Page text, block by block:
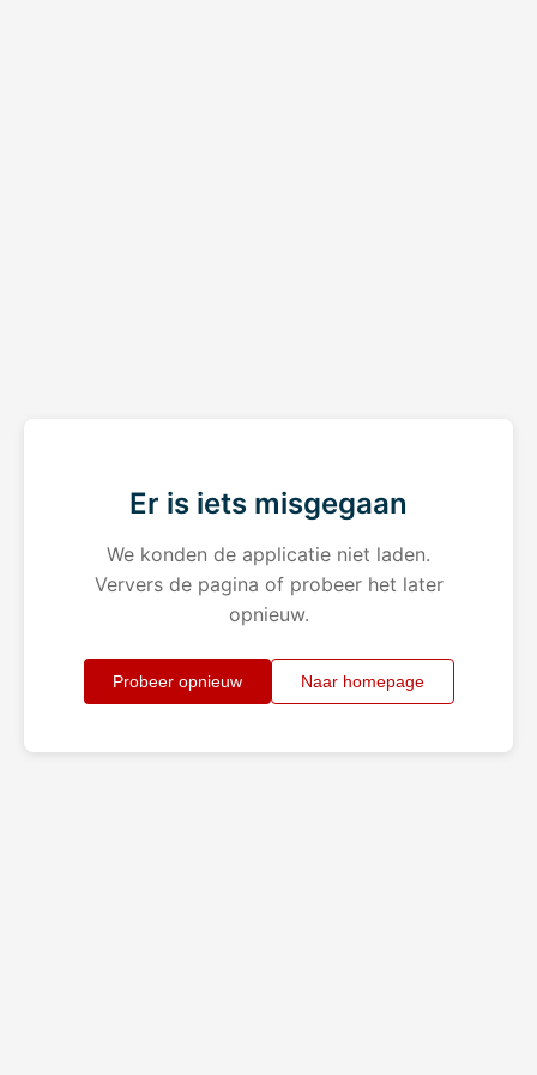
Er is iets misgegaan
We konden de applicatie niet laden.
Ververs de pagina of probeer het later
opnieuw.
Probeer opnieuw Naar homepage